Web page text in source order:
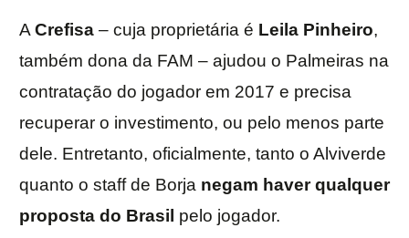
ACrefisa – cuja proprietária é Leila Pinheiro,
também dona da FAM – ajudou o Palmeiras na
contratação do jogador em 2017 e precisa
recuperar o investimento, ou pelo menos parte
dele. Entretanto, oficialmente, tanto o Alviverde
quanto o staff de Borja negam haver qualquer
proposta do Brasil pelo jogador.